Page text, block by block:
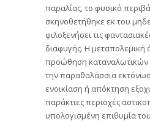
παραλίας, το φυσικό
σκηνοθετήθηκε εκ του
φιλοξενήσει τις
διαφυγής. Η
προώθηση
την παραθαλάσσια
ενοικίαση ή απόκτηση
παράκτιες περιοχές
υπολογισμένη επιθυμία